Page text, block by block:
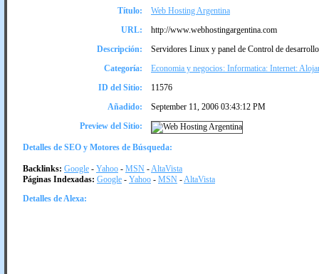
Título:
Web Hosting Argentina
URL:
http://www.webhostingargentina.com
Descripción:
Servidores Linux y panel de Control de
Categoría:
Economia y negocios: Informatica: Internet:
ID del Sitio:
11576
Añadido:
September 11, 2006 03:43:12 PM
Preview del Sitio:
Detalles de SEO y Motores de Búsqueda:
Backlinks: Google - Yahoo - MSN -AltaVista
Páginas Indexadas: Google - Yahoo - MSN -AltaVista
Detalles de Alexa: